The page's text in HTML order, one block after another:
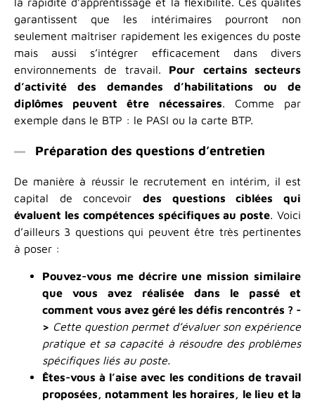
garantissent que les intérimaires pourront non
seulement maîtriser rapidement les exigences du poste
mais aussi s’intégrer efficacement dans divers
environnements de travail. Pour
certains secteurs
d’activité des demandes d’habilitations ou de
diplômes peuvent être nécessaires. Comme par
exemple dans le BTP : le PASI ou la carte BTP.
Préparation des questions d’entretien
De manière à réussir le recrutement en intérim, il est
capital de concevoir des questions ciblées qui
évaluent les compétences spécifiques au poste. Voici
d’ailleurs 3 questions qui peuvent être très pertinentes
à poser :
Pouvez-vous me décrire une mission similaire
que vous avez réalisée dans le passé et
comment vous avez géré les défis rencontrés ? -
> Cette question permet d’évaluer son expérience
pratique et sa capacité à résoudre des problèmes
spécifiques liés au poste.
Êtes-vous à l’aise avec les conditions de travail
proposées, notamment les horaires, le lieu et la